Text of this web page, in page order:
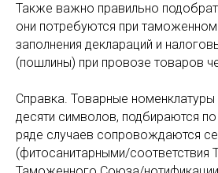
Также важно правильно
они потребуются при
заполнения деклараций и
(пошлины) при провозе товаров
Справка. Товарные
десяти символов, подбираются
ряде случаев сопровождаются
(фитосанитарными/соответствия